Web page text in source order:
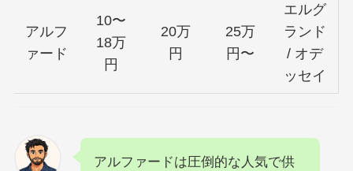
アルフ
ァード
10〜
18万
円
20万
円
25万
円〜
エルグ
ランド
/ オデ
ッセイ
アルファードは圧倒的な人気で供